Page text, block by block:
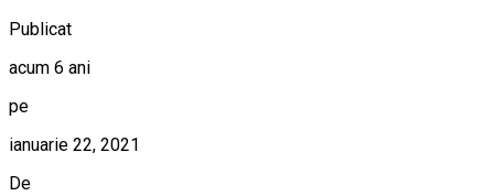
Publicat
acum 6 ani
pe
ianuarie 22, 2021
De